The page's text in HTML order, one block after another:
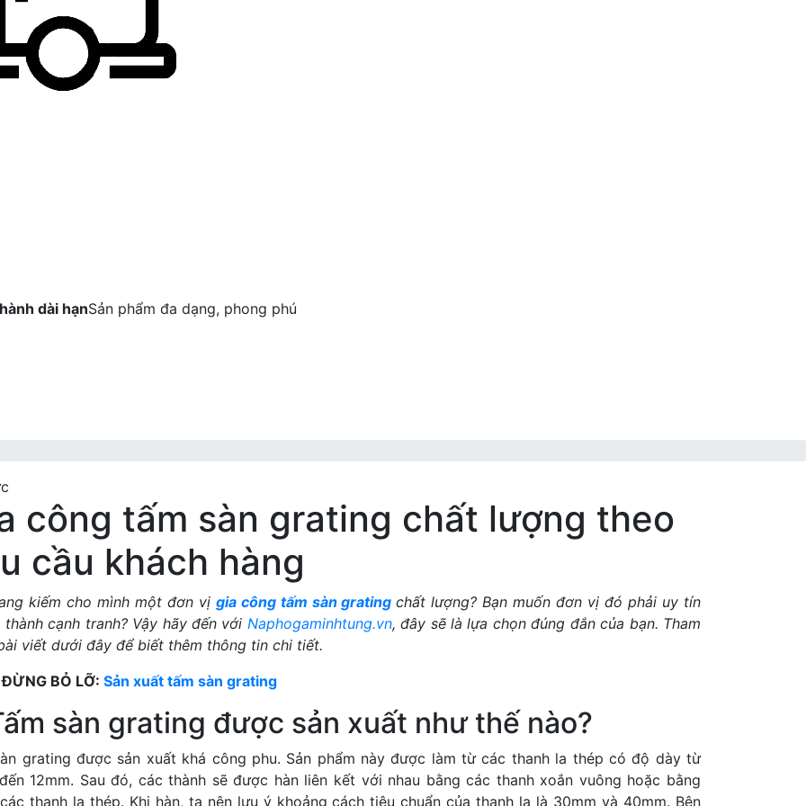
dài hạnSản phẩm đa dạng, phong phú
công tấm sàn grating chất lượng theo
cầu khách hàng
kiếm cho mình một đơn vị gia công tấm sàn grating chất lượng? Bạn muốn đơn vị đó phải uy tín
thành cạnh tranh? Vậy hãy đến với Naphogaminhtung.vn, đây sẽ là lựa chọn đúng đắn của bạn. Tham
viết dưới đây để biết thêm thông tin chi tiết.
BỎ LỠ: Sản xuất tấm sàn grating
sàn grating được sản xuất như thế nào?
grating được sản xuất khá công phu. Sản phẩm này được làm từ các thanh la thép có độ dày từ
12mm. Sau đó, các thành sẽ được hàn liên kết với nhau bằng các thanh xoắn vuông hoặc bằng
thanh la thép. Khi hàn, ta nên lưu ý khoảng cách tiêu chuẩn của thanh la là 30mm và 40mm. Bên